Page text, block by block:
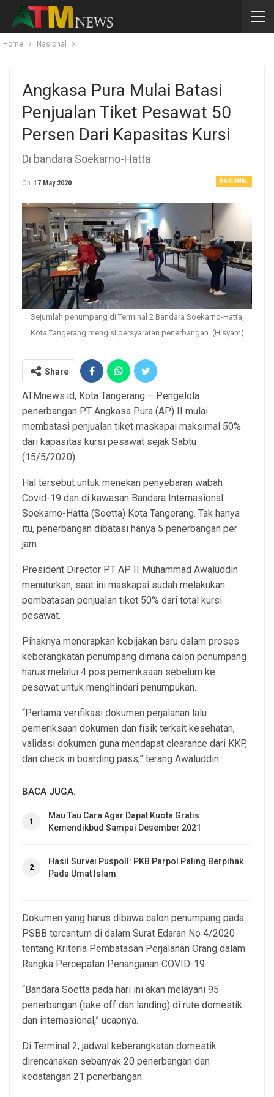
Home Nasional
Angkasa Pura Mulai Batasi
Penjualan Tiket Pesawat 50
Persen Dari Kapasitas Kursi
Di bandara Soekarno-Hatta
NASIONAL
On 17 May 2020
Sejumlah penumpang di Terminal 2 Bandara Soekarno-Hatta,
Kota Tangerang mengisi persyaratan penerbangan. (Hisyam)
Share
ATMnews.id, Kota Tangerang – Pengelola
penerbangan PT Angkasa Pura (AP) II mulai
membatasi penjualan tiket maskapai maksimal 50%
dari kapasitas kursi pesawat sejak Sabtu
(15/5/2020).
Hal tersebut untuk menekan penyebaran wabah
Covid-19 dan di kawasan Bandara Internasional
Soekarno-Hatta (Soetta) Kota Tangerang. Tak hanya
itu, penerbangan dibatasi hanya 5 penerbangan per
jam.
President Director PT AP II Muhammad Awaluddin
menuturkan, saat ini maskapai sudah melakukan
pembatasan penjualan tiket 50% dari total kursi
pesawat.
Pihaknya menerapkan kebijakan baru dalam proses
keberangkatan penumpang dimana calon penumpang
harus melalui 4 pos pemeriksaan sebelum ke
pesawat untuk menghindari penumpukan.
“Pertama verifikasi dokumen perjalanan lalu
pemeriksaan dokumen dan fisik terkait kesehatan,
validasi dokumen guna mendapat clearance dari KKP,
dan check in boarding pass,” terang Awaluddin.
BACA JUGA:
1
Mau Tau Cara Agar Dapat Kuota Gratis
Kemendikbud Sampai Desember 2021
2
Hasil Survei Puspoll: PKB Parpol Paling Berpihak
Pada Umat Islam
Dokumen yang harus dibawa calon penumpang pada
PSBB tercantum di dalam Surat Edaran No 4/2020
tentang Kriteria Pembatasan Perjalanan Orang dalam
Rangka Percepatan Penanganan COVID-19.
“Bandara Soetta pada hari ini akan melayani 95
penerbangan (take off dan landing) di rute domestik
dan internasional,” ucapnya.
Di Terminal 2, jadwal keberangkatan domestik
direncanakan sebanyak 20 penerbangan dan
kedatangan 21 penerbangan.